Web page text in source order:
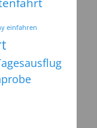
einfahren